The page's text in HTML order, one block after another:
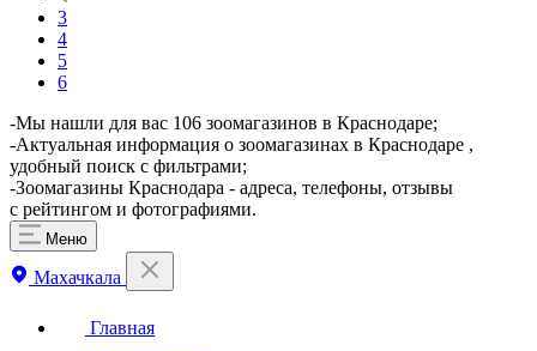
3
4
5
6
-Мы нашли для вас 106 зоомагазинов в Краснодаре;
-Актуальная информация о зоомагазинах в Краснодаре ,
удобный поиск с фильтрами;
-Зоомагазины Краснодара - адреса, телефоны, отзывы
с рейтингом и фотографиями.
Меню
Махачкала
Главная